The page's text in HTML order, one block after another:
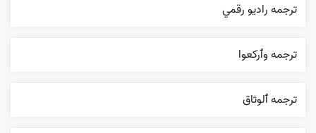
ترجمه راديو رقمي
ترجمه وٱرکعوا
ترجمه ٱلوثاق